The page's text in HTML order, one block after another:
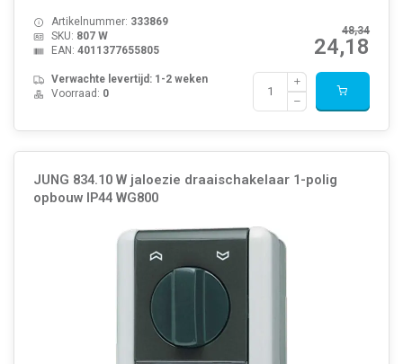
48,34
24,18
Artikelnummer: 333869
SKU: 807 W
EAN: 4011377655805
Verwachte levertijd: 1-2 weken
Voorraad: 0
JUNG 834.10 W jaloezie draaischakelaar 1-polig
opbouw IP44 WG800